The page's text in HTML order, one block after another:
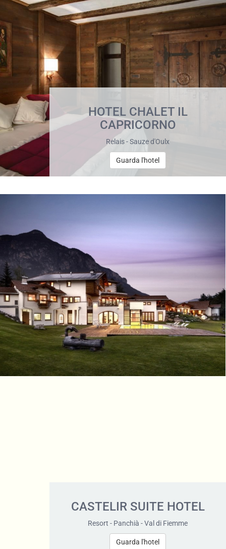
HOTEL CHALET IL
CAPRICORNO
Relais - Sauze d'Oulx
Guarda l'hotel
CASTELIR SUITE HOTEL
Resort - Panchià - Val di Fiemme
Guarda l'hotel